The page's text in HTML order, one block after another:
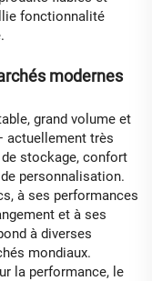
fonctionnalité
modernes
grand volume et
actuellement très
stockage, confort
personnalisation.
à ses performances
et à ses
à diverses
mondiaux.
la performance, le